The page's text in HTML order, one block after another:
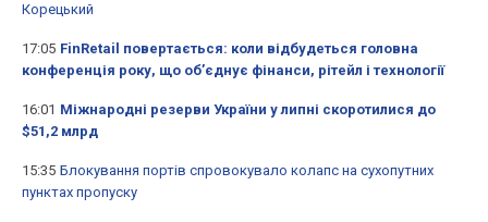
Корецький
17:05 FinRetail повертається: коли відбудеться головна
конференція року, що об’єднує фінанси, рітейл і технології
16:01 Міжнародні резерви України у липні скоротилися до
$51,2 млрд
15:35 Блокування портів спровокувало колапс на сухопутних
пунктах пропуску